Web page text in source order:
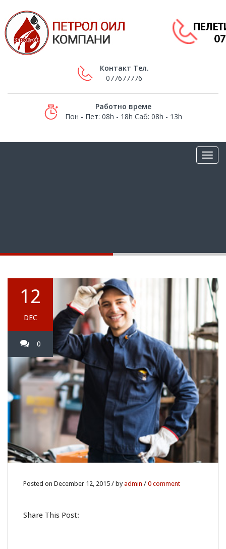
Контакт Тел.
077677776
Работно време
Пон - Пет: 08h - 18h Саб: 08h - 13h
12
DEC
0
Posted on December 12, 2015 / byadmin / 0 comment
Share This Post: